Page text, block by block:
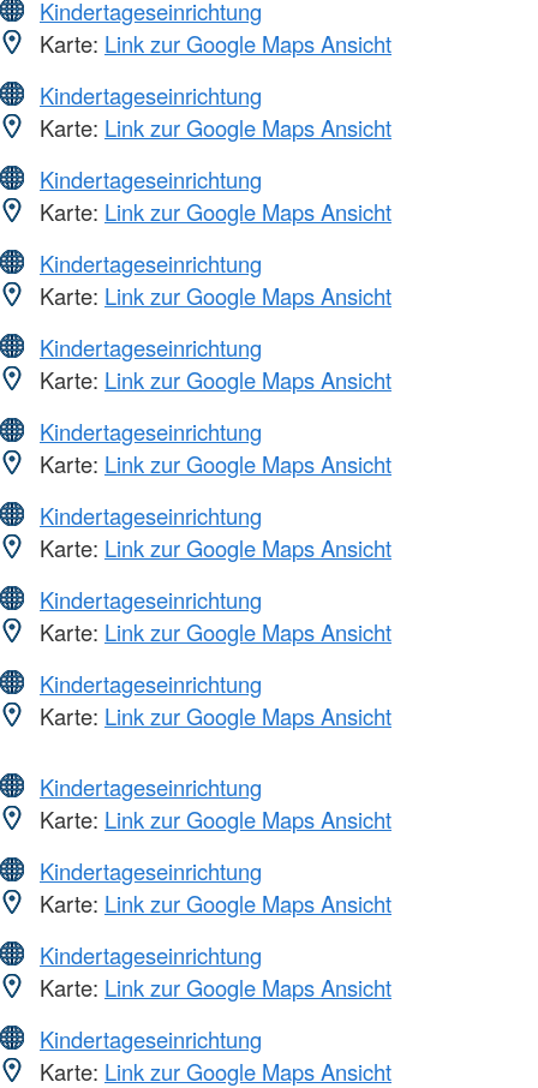
Kindertageseinrichtung
Karte: Link zur Google Maps Ansicht
Kindertageseinrichtung
Karte: Link zur Google Maps Ansicht
Kindertageseinrichtung
Karte: Link zur Google Maps Ansicht
Kindertageseinrichtung
Karte: Link zur Google Maps Ansicht
Kindertageseinrichtung
Karte: Link zur Google Maps Ansicht
Kindertageseinrichtung
Karte: Link zur Google Maps Ansicht
Kindertageseinrichtung
Karte: Link zur Google Maps Ansicht
Kindertageseinrichtung
Karte: Link zur Google Maps Ansicht
Kindertageseinrichtung
Karte: Link zur Google Maps Ansicht
Kindertageseinrichtung
Karte: Link zur Google Maps Ansicht
Kindertageseinrichtung
Karte: Link zur Google Maps Ansicht
Kindertageseinrichtung
Karte: Link zur Google Maps Ansicht
Kindertageseinrichtung
Karte: Link zur Google Maps Ansicht